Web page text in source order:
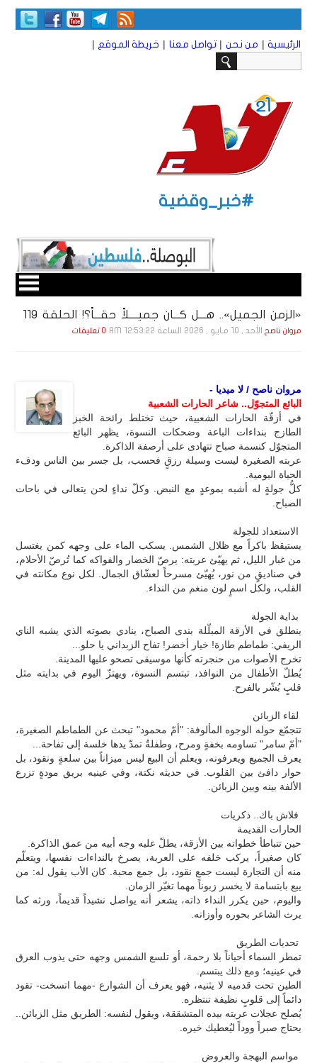
الرئيسية | من نحن | تواصل معنا | خريطة الموقع |
#خبر_وقضية
«الزمن الجميل».. هـــل كـــان جميــــلاً حقـــاً؟! الحلقة 119
مروان ناصح الأحد , 10 مـايـو , 2026 الساعة 12:53:22 AM 0 تعليقات
مروان ناصح / لا ميديا -
البائع المتجوّل.. شاعر الحارات الشعبية
في أزقّة الحارات الشعبية، حيث تختلط رائحة الخبز
الطازج بنداءات الباعة وضحكات النسوة، يظهر البائع
المتجوّل كنسمة صباح تتهادى على أرصفة الذاكرة.
عربته الصغيرة ليست وسيلة رزقٍ فحسب، بل جسر بين الناس ودفء
الحياة اليومية.
كلُّ جولةٍ له أشبه بموعدٍ مع النبض. وكلّ نداءٍ لحن يتعالى في باحات
الصباح.
الاستعداد للجولة
يستيقظ باكراً مع ظلال الشمس. يسكب الماء على وجهه كمن يغتسل
من غبار الليل، ثم يهيّئ عربته: يرصّ الخضار والفواكه كما تُرصّ الأحلام،
في صناديقٍ من نور، يُهيّئ مسرحاً لعشّاق الجمال. لكل نوع مكانته في
القلب، ولكل اسمٍ لون منغم من النداء.
بداية الجولة
ينطلق في الأزقة المبلّلة بندى الصباح، ينادي بصوته الذي يشبه الناي
الريفي: طماطم طازة! خيار أخضر! تفاح الزبداني يا حلو...
تخرج الأصوات من حنجرته كأنها موسيقى تصحو عليها المدينة.
يُطلّ الأطفال من النوافذ، تبتسم النسوة، ويهتزّ اليوم في بدايته مثل
قلبٍ بُشّر بالفرح.
لقاء الزبائن
تتجمّع حوله الوجوه المألوفة: "أمّ محمود" تبحث عن الطماطم الصغيرة،
"أمّ سامر" تساومه بخفةٍ ومرح، وطفلةٌ تمدّ يدها خلسة إلى تفاحة...
يعرف الجميع ويعرفونه، ويعلم أن البيع ليس ميزاناً بين سلعةٍ ونقود، بل
حوار دافئ بين القلوب. في حديثه نكتة، وفي عينيه بريق مودةٍ تزرع
الألفة بينه وبين الزبائن.
فلاش باك.. ذكريات
الحارات القديمة
حين تتباطأ خطواته بين الأزقة، يطلّ عليه وجه أبيه من عمق الذاكرة.
كان صغيراً، يركب خلفه على العربة، يصرخ بالنداءات نفسها، ويتعلّم
منه أن التجارة ليست جمع نقود، بل جمع محبة. كان الأب يقول له: من
يبع بابتسامة لا يخسر زبوناً مهما تغيّر الزمان.
واليوم، حين يكرر النداء ذاته، يشعر أنه يواصل نشيداً قديماً، ورثه كما
يرث الشاعر بحوره وأوزانه.
تحديات الطريق
تمطر السماء أحياناً بلا رحمة، أو تلسع الشمس وجهه حتى يذوب العرق
في عينيه؛ ومع ذلك يبتسم.
الطين تحت قدميه لا يثنيه، فهو يعرف أن الشوارع -مهما اتسخت- تقود
دائماً إلى قلوبٍ نظيفة تنتظره.
يُصلح عجلات عربته بيده المتشققة، ويقول لنفسه: الطريق مثل الزبائن..
يحتاج صبراً ووداً ليُعطيك خيره.
مواسم البهجة والعروض